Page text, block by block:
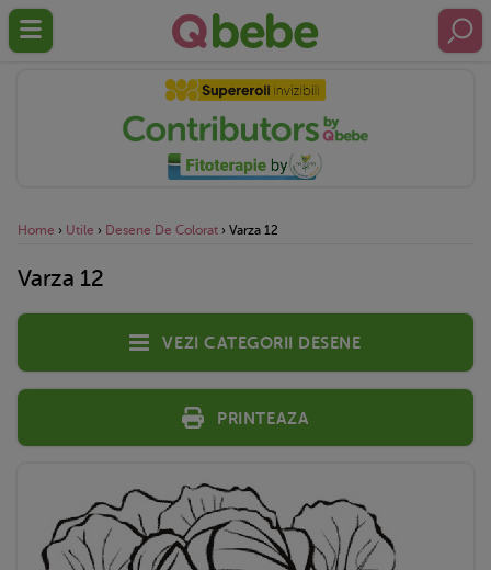
Home › Utile › Desene De Colorat › Varza 12
Varza 12
Vezi categorii desene
Printeaza